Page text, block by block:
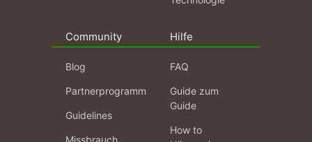
Community
Blog
Partnerprogramm
Guidelines
Missbrauch
Hilfe
FAQ
Guide zum
Guide
How to